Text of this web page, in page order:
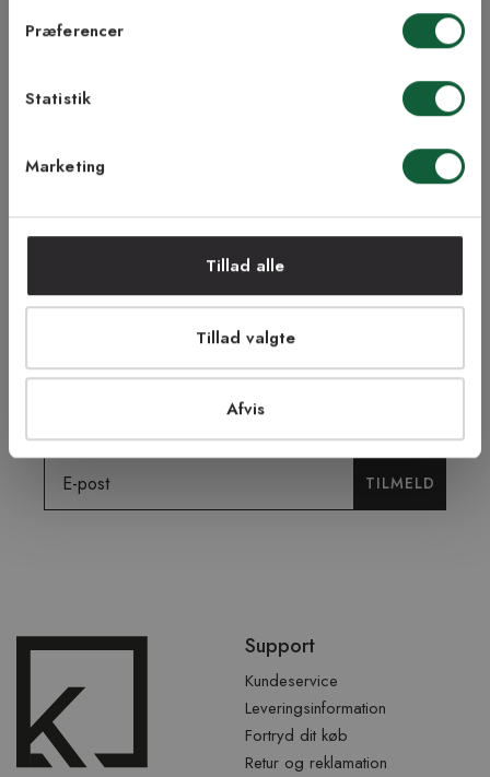
Præferencer
Statistik
Marketing
Tillad alle
Tillad valgte
Afvis
TRYG E-HANDEL
Tilmeld dig vores nyhedsbrev og få
tilbud, tips og nyheder.
Email
TILMELD
over
Support
Kundeservice
Leveringsinformation
Fortryd dit køb
Retur og reklamation
Samtykke til Kilands vilkår
modtage nyhedsbreve fra Kilands